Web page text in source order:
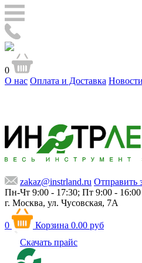
0
О нас Оплата и Доставка Новости
zakaz@instrland.ru Отправить
Пн-Чт 9:00 - 17:30; Пт 9:00 - 16:00
г. Москва, ул. Чусовская, 7А
0 Корзина 0.00 руб
Скачать прайс